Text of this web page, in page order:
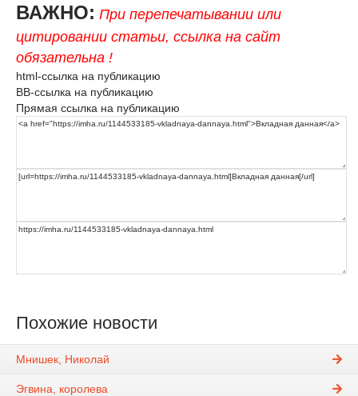
ВАЖНО: При перепечатывании или
цитировании статьи, ссылка на сайт
обязательна !
html-ссылка на публикацию
BB-ссылка на публикацию
Прямая ссылка на публикацию
Похожие новости
Мнишек, Николай
Эгвина, королева